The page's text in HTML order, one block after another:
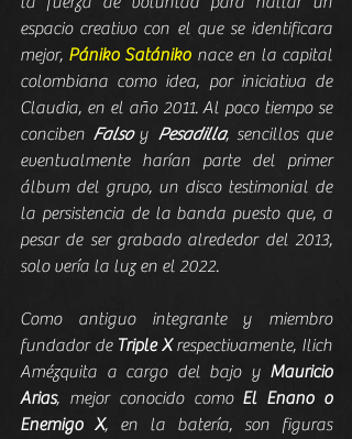
espacio creativo con el que se identificara
mejor, Pániko Satániko nace en la capital
colombiana como idea, por iniciativa de
Claudia, en el año 2011. Al poco tiempo se
conciben Falso y Pesadilla, sencillos que
eventualmente harían parte del primer
álbum del grupo, un disco testimonial de
la persistencia de la banda puesto que, a
pesar de ser grabado alrededor del 2013,
solo vería la luz en el 2022.
Como antiguo integrante y miembro
fundador de Triple X respectivamente, Ilich
Amézquita a cargo del bajo y Mauricio
Arias, mejor conocido como El Enano o
Enemigo X, en la batería, son figuras